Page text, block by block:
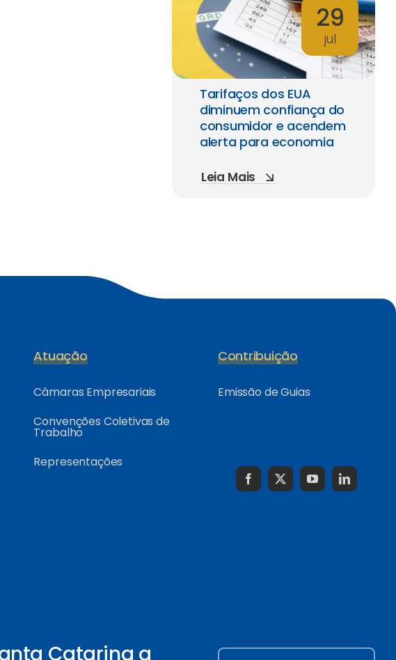
29
jul
Tarifaços dos EUA
diminuem confiança do
consumidor e acendem
alerta para economia
Leia Mais
Atuação
Câmaras Empresariais
Convenções Coletivas de
Trabalho
Representações
Contribuição
Emissão de Guias
Catarina a